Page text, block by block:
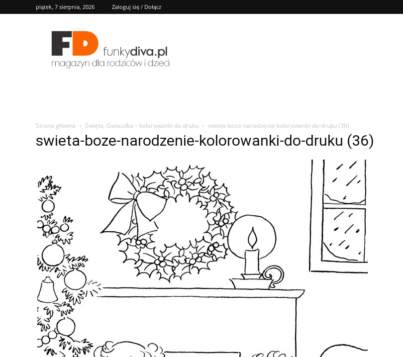
piątek, 7 sierpnia, 2026 Zaloguj się / Dołącz
FD
Strona główna Święta, Gwiazdka – kolorowanki do druku swieta-boze-narodzenie-kolorowanki-do-druku (36)
swieta-boze-narodzenie-kolorowanki-do-druku (36)